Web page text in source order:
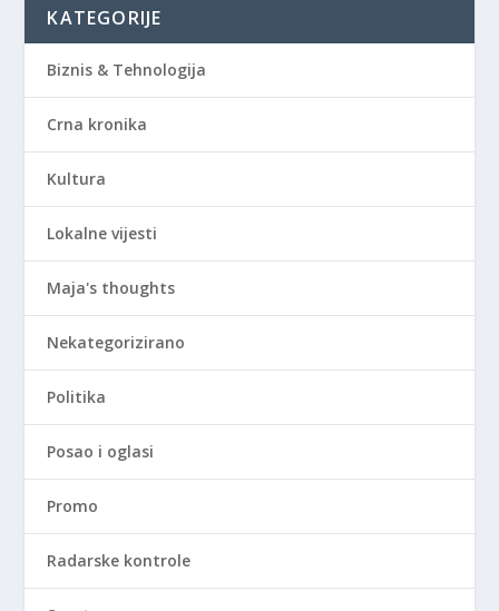
KATEGORIJE
Biznis & Tehnologija
Crna kronika
Kultura
Lokalne vijesti
Maja's thoughts
Nekategorizirano
Politika
Posao i oglasi
Promo
Radarske kontrole